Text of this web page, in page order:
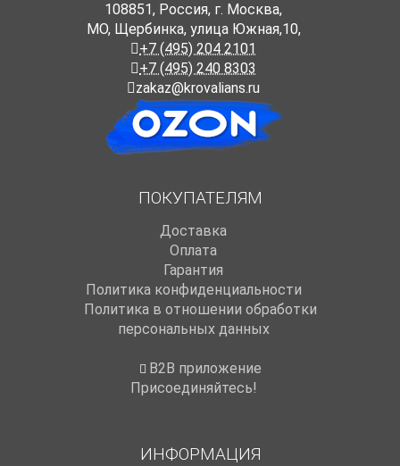
108851, Россия, г. Москва,
МО, Щербинка, улица Южная,10,
+7 (495) 204 2101
+7 (495) 240 8303
zakaz@krovalians.ru
ПОКУПАТЕЛЯМ
Доставка
Оплата
Гарантия
Политика конфиденциальности
Политика в отношении обработки
персональных данных
B2B приложение
Присоединяйтесь!
ИНФОРМАЦИЯ